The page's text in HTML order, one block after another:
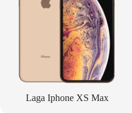
Laga Iphone XS Max